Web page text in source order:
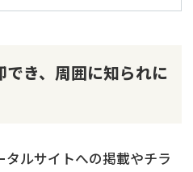
き、周囲に知られに
ルサイトへの掲載やチラ